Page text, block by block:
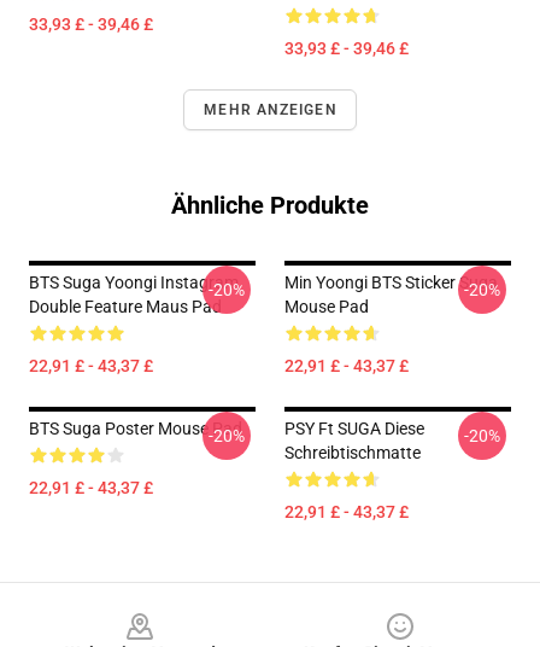
33,93 £ - 39,46 £
33,93 £ - 39,46 £
MEHR ANZEIGEN
Ähnliche Produkte
BTS Suga Yoongi Instagram
Double Feature Maus Pad
22,91 £ - 43,37 £
-20%
Min Yoongi BTS Sticker Suga
Mouse Pad
22,91 £ - 43,37 £
-20%
BTS Suga Poster Mouse Pad
22,91 £ - 43,37 £
-20%
PSY Ft SUGA Diese
Schreibtischmatte
22,91 £ - 43,37 £
-20%